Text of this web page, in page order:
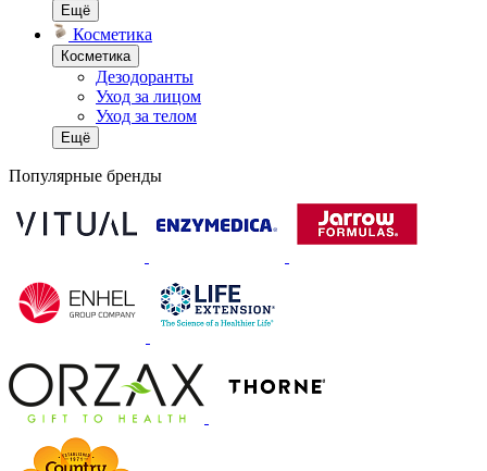
Ещё
Косметика
Косметика
Дезодоранты
Уход за лицом
Уход за телом
Ещё
Популярные бренды